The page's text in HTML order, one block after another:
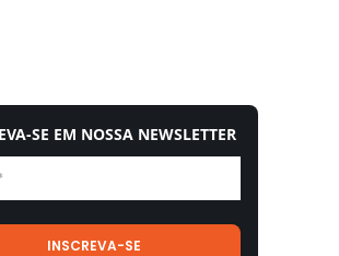
SE EM NOSSA NEWSLETTER